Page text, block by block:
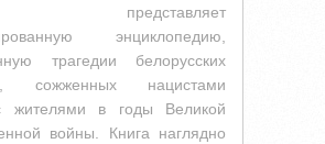
представляет
энциклопедию,
трагедии белорусских
сожженных нацистами
жителями в годы Великой
войны. Книга наглядно